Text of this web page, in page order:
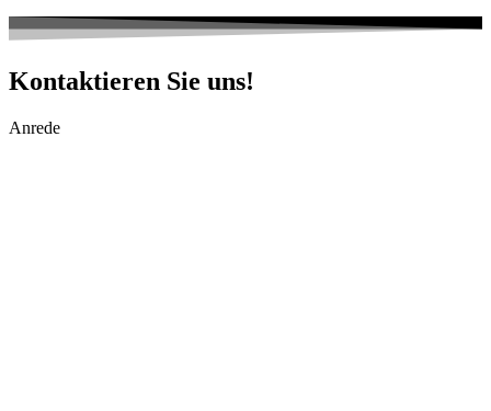
Kontaktieren Sie uns!
Anrede